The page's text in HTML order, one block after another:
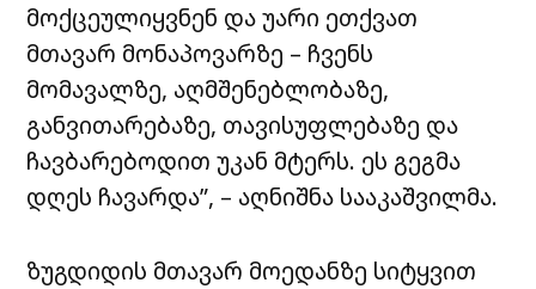
მოქცეულიყვნენ და უარი ეთქვათ
მთავარ მონაპოვარზე – ჩვენს
მომავალზე, აღმშენებლობაზე,
განვითარებაზე, თავისუფლებაზე და
ჩავბარებოდით უკან მტერს. ეს გეგმა
დღეს ჩავარდა”, – აღნიშნა სააკაშვილმა.
ზუგდიდის მთავარ მოედანზე სიტყვით